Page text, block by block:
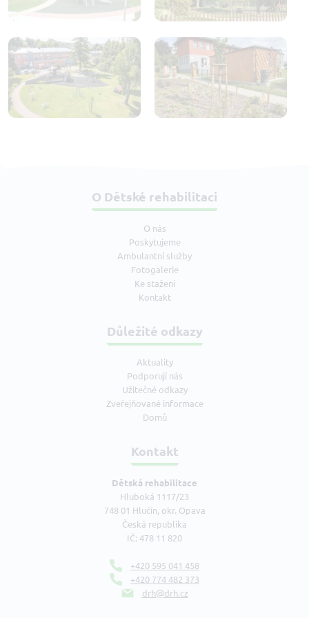
O Dětské rehabilitaci
O nás
Poskytujeme
Ambulantní služby
Fotogalerie
Ke stažení
Kontakt
Důležité odkazy
Aktuality
Podporují nás
Užitečné odkazy
Zveřejňované informace
Domů
Kontakt
Dětská rehabilitace
Hluboká 1117/23
748 01 Hlučín, okr. Opava
Česká republika
IČ: 478 11 820
+420 595 041 458
+420 774 482 373
drh@drh.cz